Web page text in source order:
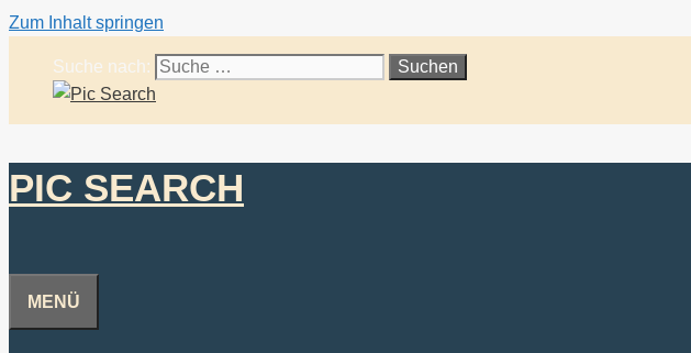
Zum Inhalt springen
Suche nach:
PIC SEARCH
MENÜ